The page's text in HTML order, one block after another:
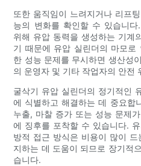
또한 움직임이 느려지거나 리프
능의 변화를 확인할 수 있습니
위해 유압 동력을 생성하는 기계
기 때문에 유압 실린더의 마모
한 성능 문제를 무시하면 생산성
의 운영자 및 기타 작업자의 안전
굴삭기 유압 실린더의 정기적인
에 식별하고 해결하는 데 중요합
누출, 마찰 증가 또는 성능 문제
에 징후를 포착할 수 있습니다.
방적 접근 방식은 비용이 많이
지하는 데 도움이 되므로 장기적
습니다.